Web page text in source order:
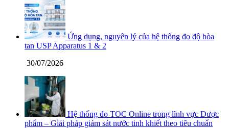
Ứng dụng, nguyên lý của hệ thống đo độ hòa
tan USP Apparatus 1 & 2
30/07/2026
Hệ thống đo TOC Online trong lĩnh vực Dược
phẩm – Giải pháp giám sát nước tinh khiết theo tiêu chuẩn